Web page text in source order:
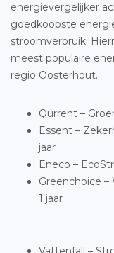
energievergelijker
goedkoopste
stroomverbruik.
meest populaire
regio Oosterhout.
Qurrent –
Essent –
jaar
Eneco –
Greenchoice
1 jaar